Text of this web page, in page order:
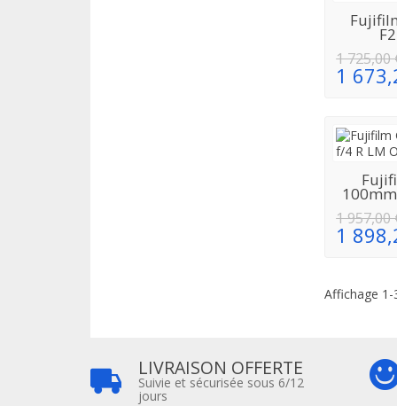
1 725,00
1
1 957,00
1
Affichage 1-
LIVRAISON OFFERTE
Suivie et sécurisée sous 6/12
jours